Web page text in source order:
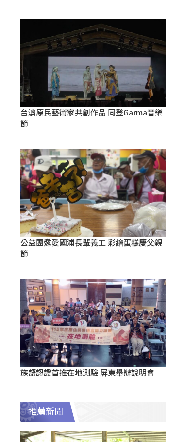
台澳原民藝術家共創作品 同登Garma音樂
節
公益團邀愛國浦長輩義工 彩繪蛋糕慶父親
節
族語認證首推在地測驗 屏東舉辦說明會
推薦新聞